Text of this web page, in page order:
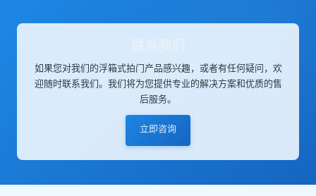
如果您对我们的浮箱式拍门产品感兴趣，或者有任何疑问，欢
迎随时联系我们。我们将为您提供专业的解决方案和优质的售
后服务。
立即咨询